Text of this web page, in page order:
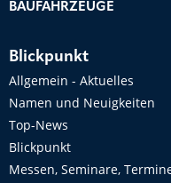
BAUFAHRZEUGE
Blickpunkt
Allgemein - Aktuelles
Namen und Neuigkeiten
Top-News
Blickpunkt
Messen, Seminare,